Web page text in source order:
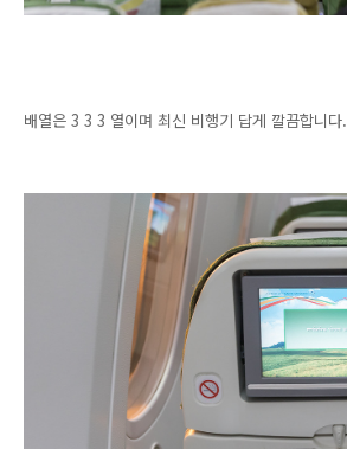
배열은 3 3 3 열이며 최신 비행기 답게 깔끔합니다.